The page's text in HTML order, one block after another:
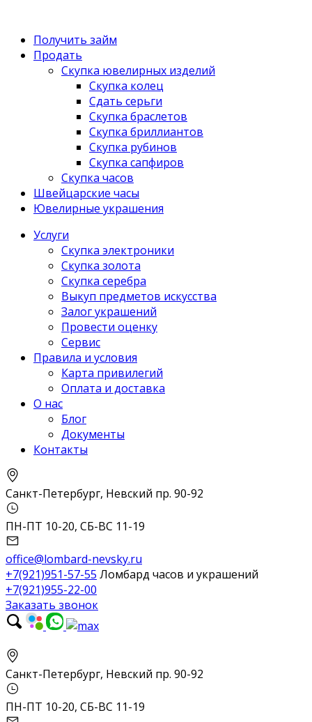
Получить займ
Продать
Скупка ювелирных изделий
Скупка колец
Сдать серьги
Скупка браслетов
Скупка бриллиантов
Скупка рубинов
Скупка сапфиров
Скупка часов
Швейцарские часы
Ювелирные украшения
Услуги
Скупка электроники
Скупка золота
Скупка серебра
Выкуп предметов искусства
Залог украшений
Провести оценку
Сервис
Правила и условия
Карта привилегий
Оплата и доставка
О нас
Блог
Документы
Контакты
Санкт-Петербург, Невский пр. 90-92
ПН-ПТ 10-20, СБ-ВС 11-19
office@lombard-nevsky.ru
+7(921)951-57-55 Ломбард часов и украшений
+7(921)955-22-00
Заказать звонок
Санкт-Петербург, Невский пр. 90-92
ПН-ПТ 10-20, СБ-ВС 11-19